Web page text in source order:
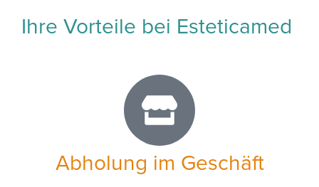
Ihre Vorteile bei Esteticamed
Abholung im Geschäft